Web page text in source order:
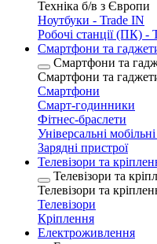
Техніка б/в з Європи
Ноутбуки - Trade IN
Робочі станції (ПК) -
Смартфони та
Смартфони та
Смартфони та
Смартфони
Смарт-годинники
Фітнес-браслети
Універсальні мобільні
Зарядні пристрої
Телевізори та
Телевізори та
Телевізори та
Телевізори
Кріплення
Електроживлення